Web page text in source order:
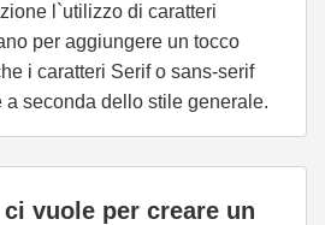
l`utilizzo di caratteri
per aggiungere un tocco
i caratteri Serif o sans-serif
a seconda dello stile generale.
vuole per creare un